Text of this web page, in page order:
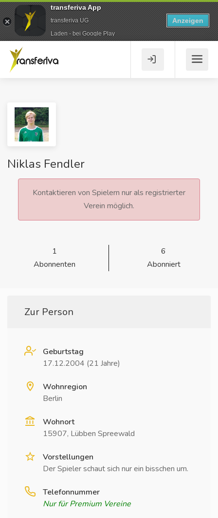
Niklas Fendler
Kontaktieren von Spielern nur als registrierter
Verein möglich.
1
Abonnenten
6
Abonniert
Zur Person
Geburtstag
17.12.2004 (21 Jahre)
Wohnregion
Berlin
Wohnort
15907, Lübben Spreewald
Vorstellungen
Der Spieler schaut sich nur ein bisschen um.
Telefonnummer
Nur für Premium Vereine
transferiva App
transferiva UG
Laden - bei Google Play
Anzeigen